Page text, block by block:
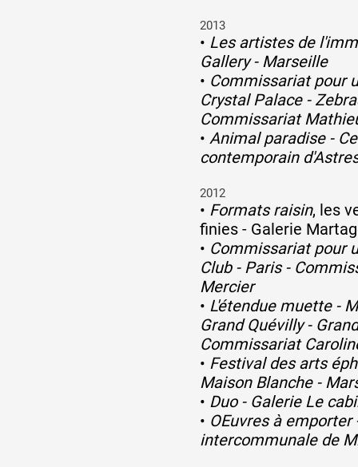
2013
• Les artistes de
Gallery - Marseille
• Commissariat pour
Crystal Palace -
Commissariat
• Animal paradise -
contemporain
2012
• Formats raisin, les
finies - Galerie
• Commissariat pour
Club - Paris -
Mercier
• L'étendue muette -
Grand Quévilly -
Commissariat
• Festival des arts
Maison Blanche -
• Duo - Galerie Le
• OEuvres à
intercommunale de